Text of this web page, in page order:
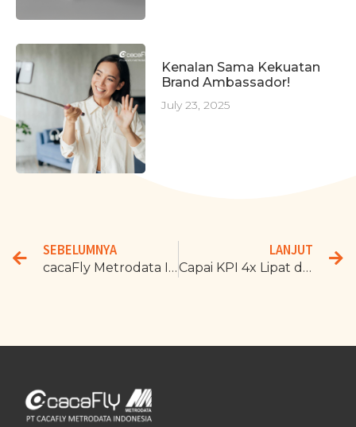
Kenalan Sama Kekuatan
Brand Ambassador!
July 23, 2025
SEBELUMNYA
cacaFly Metrodata Indonesia: Kick-Off 2025
LANJUT
Capai KPI 4x Lipat dari Target: Ini Rahasianya!